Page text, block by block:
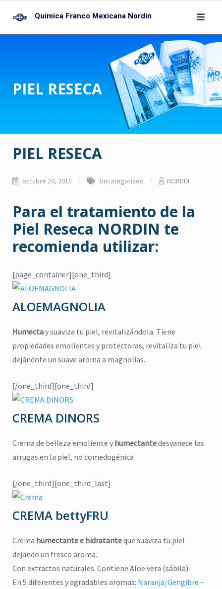
content
Lavanda ,repelente,
repelente de insectos ,
natural de insectos
NORDIN Repelente
de Insectos
$0
jabón para cuerpo,
jabón para manos
CICADIN JABÓN LÍQUIDO
Química Franco Mexicana Nordin
PIEL RESECA
PIEL RESECA
octubre 20, 2015 Uncategorized NORDIN
Para el tratamiento de la
Piel Reseca NORDIN te
recomienda utilizar:
[page_container][one_third]
ALOEMAGNOLIA
Humectay suaviza tu piel, revitalizándola. Tiene
propiedades emolientes y protectoras, revitaliza tu piel
dejándote un suave aroma a magnolias.
[/one_third][one_third]
CREMA DINORS
Crema de belleza emoliente y humectantedesvanece las
arrugas en la piel, no comedogénica
[/one_third][one_third_last]
CREMA bettyFRU
Crema humectante e hidratanteque suaviza tu piel
dejando un fresco aroma.
Con extractos naturales. Contiene Aloe vera (sábila).
En 5 diferentes y agradables aromas: Naranja/Gengibre –